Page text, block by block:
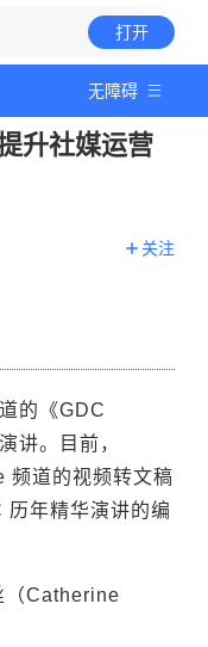
打开
无障碍
升社媒运营
关注
的《GDC
讲。目前，
道的视频转文稿
历年精华演讲的编
（Catherine